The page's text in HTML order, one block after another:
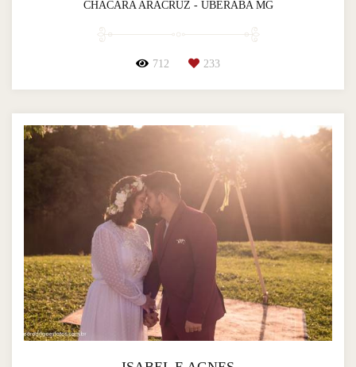
CHÁCARA ARACRUZ - UBERABA MG
712 233